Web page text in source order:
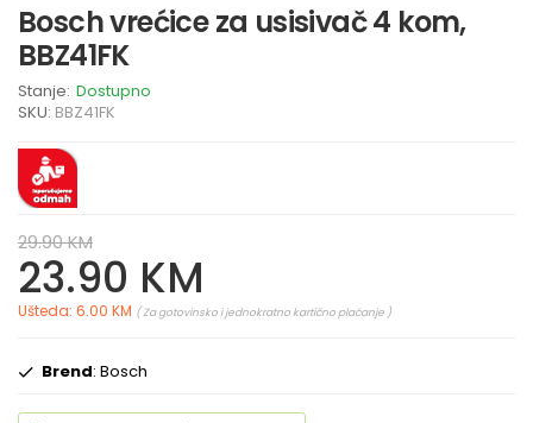
Bosch vrećice za usisivač 4 kom,
BBZ41FK
Stanje: Dostupno
SKU: BBZ41FK
29.90 KM
23.90 KM
Ušteda: 6.00 KM ( Za gotovinsko i jednokratno kartično plaćanje )
Brend: Bosch